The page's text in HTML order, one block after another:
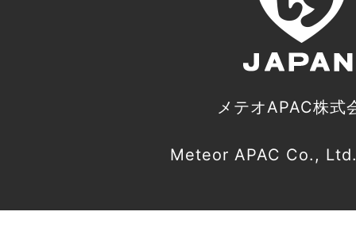
メテオAPAC株式
Meteor APAC Co.,